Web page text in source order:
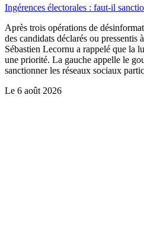
Ingérences électorales : faut-il
Après trois opérations de
des candidats déclarés ou pressentis
Sébastien Lecornu a rappelé que la
une priorité. La gauche appelle le
sanctionner les réseaux sociaux
Le 6 août 2026